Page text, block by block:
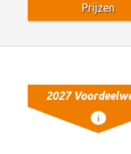
Prijzen
2027
i